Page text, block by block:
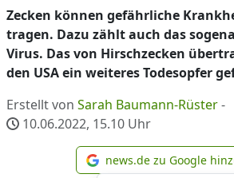
Zecken können gefährliche
tragen. Dazu zählt auch das
Virus. Das von Hirschzecken
den USA ein weiteres Todesopfer
Erstellt von Sarah Baumann-Rüster-
10.06.2022, 15.10 Uhr
news.de
news.de zu Google